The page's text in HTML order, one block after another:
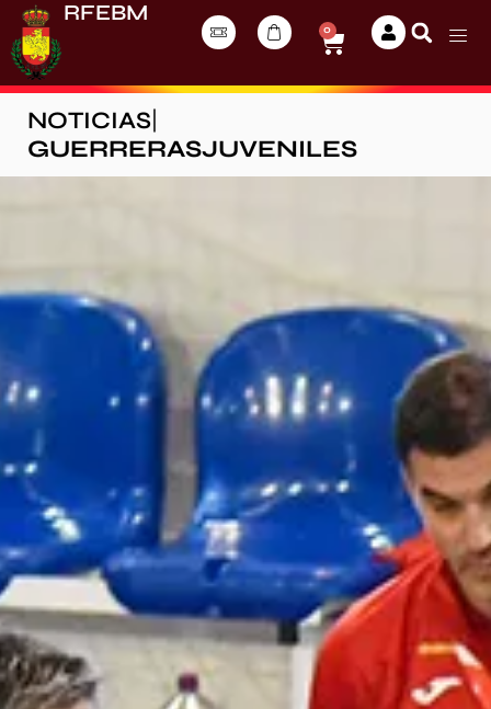
RFEBM
0
NOTICIAS
GUERRERASJUVENILES